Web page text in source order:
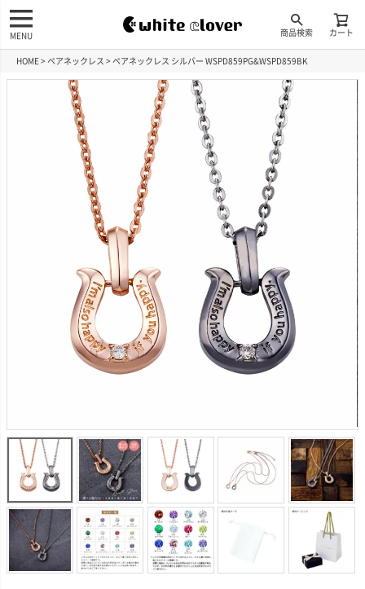
商品検索 カート
MENU
HOME ペアネックレス ペアネックレス シルバー WSPD859PG&WSPD859BK